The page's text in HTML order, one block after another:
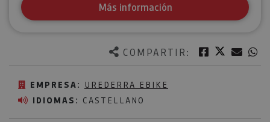
COMPARTIR: Facebook
Twitter
EMPRESA: UREDERRA EBIKE
IDIOMAS: CASTELLANO
Más información